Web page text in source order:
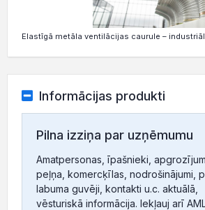
Elastīgā metāla ventilācijas caurule –
Informācijas produkti
Pilna izziņa par uzņēmumu
Amatpersonas, īpašnieki,
peļņa, komercķīlas, nodrošinājumi,
labuma guvēji, kontakti u.c. aktuālā,
vēsturiskā informācija. Iekļauj arī